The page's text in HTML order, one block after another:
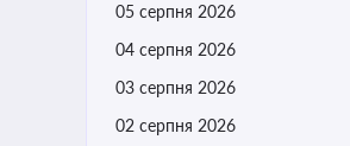
05 серпня 2026
04 серпня 2026
03 серпня 2026
02 серпня 2026